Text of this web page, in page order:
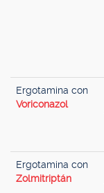
Ergotamina con
Voriconazol
Ergotamina con
Zolmitriptán